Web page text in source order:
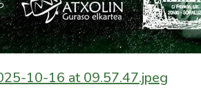
10-16 at 09.57.47.jpeg